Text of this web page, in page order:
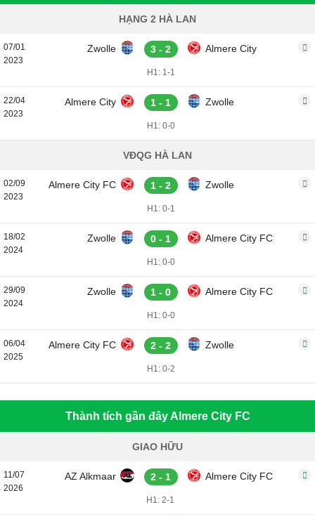
HẠNG 2 HÀ LAN
07/01
2023
Zwolle 3 - 2 Almere City
H1: 1-1
22/04
2023
Almere City 1 - 1 Zwolle
H1: 0-0
VĐQG HÀ LAN
02/09
2023
Almere City FC 1 - 2 Zwolle
H1: 0-1
18/02
2024
Zwolle 0 - 1 Almere City FC
H1: 0-0
29/09
2024
Zwolle 1 - 0 Almere City FC
H1: 0-0
06/04
2025
Almere City FC 2 - 2 Zwolle
H1: 0-2
Thành tích gần đây Almere City FC
GIAO HỮU
11/07
2026
AZ Alkmaar 2 - 1 Almere City FC
H1: 2-1